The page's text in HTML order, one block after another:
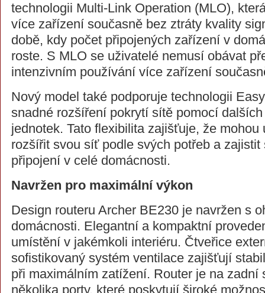
technologii Multi-Link Operation (MLO),
více zařízení současně bez ztráty kvality
době, kdy počet připojených zařízení v
roste. S MLO se uživatelé nemusí obávat
intenzivním používání více zařízení
Nový model také podporuje technologii
snadné rozšíření pokrytí sítě pomocí
jednotek. Tato flexibilita zajišťuje, že mohou
rozšířit svou síť podle svých potřeb a zajistit
připojení v celé domácnosti.
Navržen pro maximální výkon
Design routeru Archer BE230 je navržen s
domácnosti. Elegantní a kompaktní
umístění v jakémkoli interiéru. Čtveřice
sofistikovaný systém ventilace zajišťují
při maximálním zatížení. Router je na zadní
několika porty, které poskytují široké